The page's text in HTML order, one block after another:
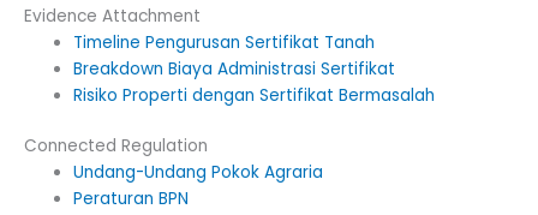
Evidence Attachment
Timeline Pengurusan Sertifikat Tanah
Breakdown Biaya Administrasi Sertifikat
Risiko Properti dengan Sertifikat Bermasalah
Connected Regulation
Undang-Undang Pokok Agraria
Peraturan BPN